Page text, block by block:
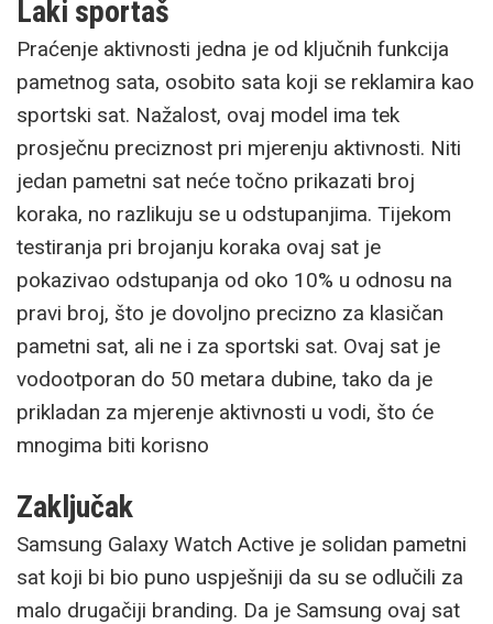
Laki sportaš
Praćenje aktivnosti jedna je od ključnih funkcija
pametnog sata, osobito sata koji se reklamira kao
sportski sat. Nažalost, ovaj model ima tek
prosječnu preciznost pri mjerenju aktivnosti. Niti
jedan pametni sat neće točno prikazati broj
koraka, no razlikuju se u odstupanjima. Tijekom
testiranja pri brojanju koraka ovaj sat je
pokazivao odstupanja od oko 10% u odnosu na
pravi broj, što je dovoljno precizno za klasičan
pametni sat, ali ne i za sportski sat. Ovaj sat je
vodootporan do 50 metara dubine, tako da je
prikladan za mjerenje aktivnosti u vodi, što će
mnogima biti korisno
Zaključak
Samsung Galaxy Watch Active je solidan pametni
sat koji bi bio puno uspješniji da su se odlučili za
malo drugačiji branding. Da je Samsung ovaj sat